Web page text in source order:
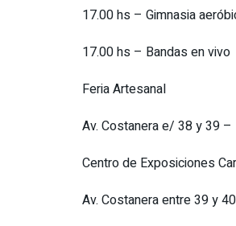
17.00 hs – Gimnasia
17.00 hs – Bandas en vivo
Feria Artesanal
Av. Costanera e/ 38 y 39 –
Centro de Exposiciones
Av. Costanera entre 39 y